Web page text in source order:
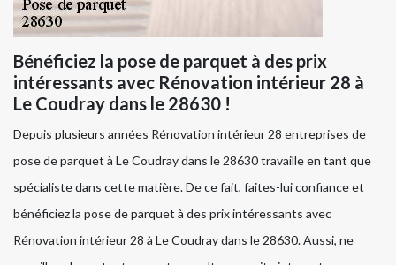
Bénéficiez la pose de parquet à des prix
intéressants avec Rénovation intérieur 28 à
Le Coudray dans le 28630 !
Depuis plusieurs années Rénovation intérieur 28 entreprises de
pose de parquet à Le Coudray dans le 28630 travaille en tant que
spécialiste dans cette matière. De ce fait, faites-lui confiance et
bénéficiez la pose de parquet à des prix intéressants avec
Rénovation intérieur 28 à Le Coudray dans le 28630. Aussi, ne